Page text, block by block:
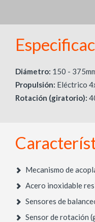
Diámetro: 150 -
Propulsión: Eléctrico
Rotación (giratorio):
Mecanismo de
Acero inoxidable
Sensores de
Sensor de rotación